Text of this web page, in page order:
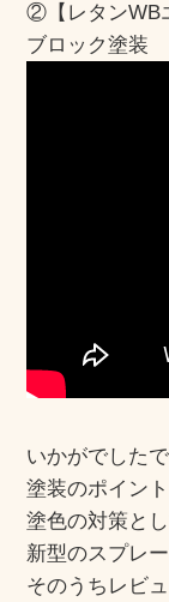
②【レタンWB
ブロック塗装
いかがでした
塗装のポイン
塗色の対策と
新型のスプレ
そのうちレビ